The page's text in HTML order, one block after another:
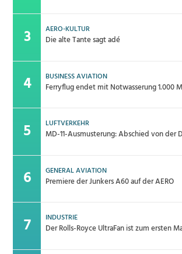
AERO-KULTUR
Die alte Tante sagt adé
BUSINESS AVIATION
Ferryflug endet mit Notwasserung 1.000
LUFTVERKEHR
MD-11-Ausmusterung: Abschied von der
GENERAL AVIATION
Premiere der Junkers A60 auf der AERO
INDUSTRIE
Der Rolls-Royce UltraFan ist zum ersten